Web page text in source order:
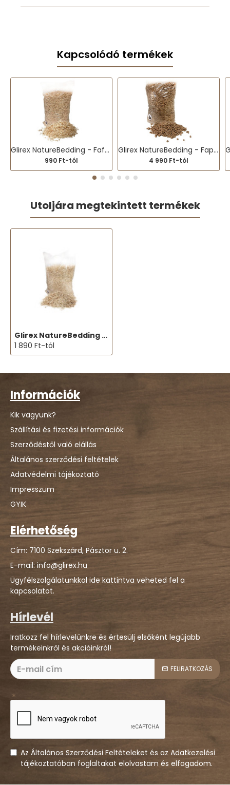
Kapcsolódó termékek
Glirex NatureBedding - Faforgács
990 Ft-tól
Glirex NatureBedding - Fapellet
4 990 Ft-tól
Utoljára megtekintett termékek
Glirex NatureBedding - Kenderalom
1 890 Ft-tól
Információk
Kik vagyunk?
Szállítási és fizetési információk
Szerződéstől való elállás
Általános szerződési feltételek
Adatvédelmi tájékoztató
Impresszum
GYIK
Elérhetőség
Cím: 7100 Szekszárd, Pásztor u. 2.
E-mail: info@glirex.hu
Ügyfélszolgálatunkkal ide kattintva veheted fel a
kapcsolatot.
Hírlevél
Iratkozz fel hírlevelünkre és értesülj elsőként legújabb
termékeinkről és akcióinkról!
FELIRATKOZÁS
Az Általános Szerződési Feltételeket és az Adatkezelési
tájékoztatóban foglaltakat elolvastam és elfogadom.